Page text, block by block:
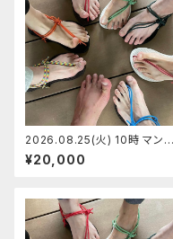
2026.08.25(火) 10時 マンサ
ンダル代官山 マンサンダルワー
クショップ 【定員7】ひらちゃん
¥20,000